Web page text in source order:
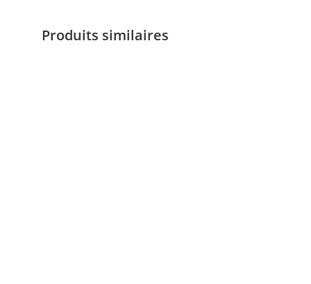
Produits similaires